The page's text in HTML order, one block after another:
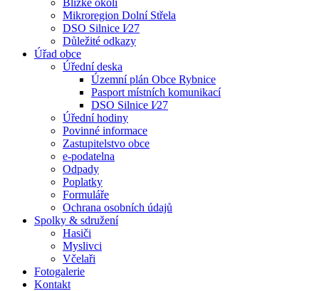
Blízké okolí
Mikroregion Dolní Střela
DSO Silnice I⁄27
Důležité odkazy
Úřad obce
Úřední deska
Územní plán Obce Rybnice
Pasport místních komunikací
DSO Silnice I⁄27
Úřední hodiny
Povinné informace
Zastupitelstvo obce
e-podatelna
Odpady
Poplatky
Formuláře
Ochrana osobních údajů
Spolky & sdružení
Hasiči
Myslivci
Včelaři
Fotogalerie
Kontakt